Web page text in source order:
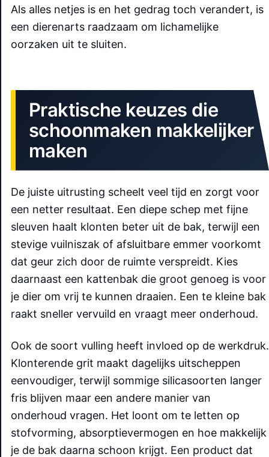
Als alles netjes is en het gedrag toch verandert, is
een dierenarts raadzaam om lichamelijke
oorzaken uit te sluiten.
Praktische keuzes die
schoonmaken makkelijker
maken
De juiste uitrusting scheelt veel tijd en zorgt voor
een netter resultaat. Een diepe schep met fijne
sleuven haalt klonten beter uit de bak, terwijl een
stevige vuilniszak of afsluitbare emmer voorkomt
dat geur zich door de ruimte verspreidt. Kies
daarnaast een kattenbak die groot genoeg is voor
je dier om vrij te kunnen draaien. Een te kleine bak
raakt sneller vervuild en vraagt meer onderhoud.
Ook de soort vulling heeft invloed op de werkdruk.
Klonterende grit maakt dagelijks uitscheppen
eenvoudiger, terwijl sommige silicasoorten langer
fris blijven maar een andere manier van
onderhoud vragen. Het loont om te letten op
stofvorming, absorptievermogen en hoe makkelijk
je de bak daarna schoon krijgt. Een product dat